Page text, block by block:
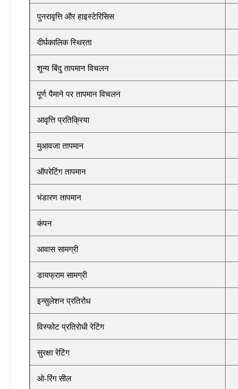
पुनरावृत्ति और हाइस्टेरिसिस
दीर्घकालिक स्थिरता
शून्य बिंदु तापमान विचलन
पूर्ण पैमाने पर तापमान विचलन
आवृत्ति प्रतिक्रिया
मुआवजा तापमान
ऑपरेटिंग तापमान
भंडारण तापमान
कंपन
आवास सामग्री
डायफ्राम सामग्री
इन्सुलेशन प्रतिरोध
विस्फोट प्रतिरोधी रेटिंग
सुरक्षा रेटिंग
ओ-रिंग सील